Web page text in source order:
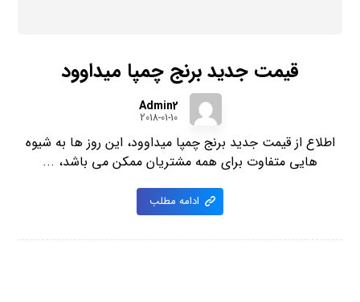
قیمت جدید برنج چمپا میداوود
Admin2
2018-01-10
اطلاع از قیمت جدید برنج چمپا میداوود، این روز ها به شیوه
هایی متفاوت برای همه مشتریان ممکن می باشد، ...
ادامه مطلب